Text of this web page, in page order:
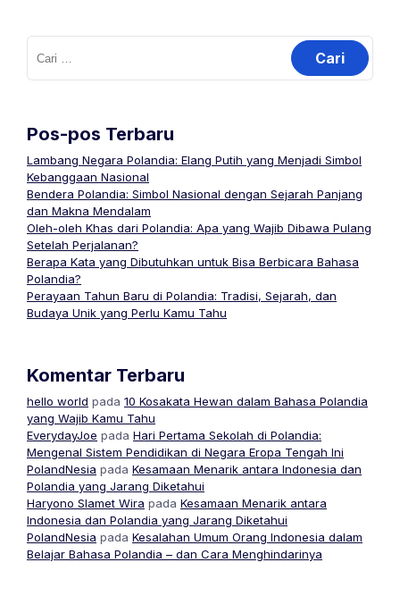
Cari
untuk:
Pos-pos Terbaru
Lambang Negara Polandia: Elang Putih yang Menjadi Simbol
Kebanggaan Nasional
Bendera Polandia: Simbol Nasional dengan Sejarah Panjang
dan Makna Mendalam
Oleh-oleh Khas dari Polandia: Apa yang Wajib Dibawa Pulang
Setelah Perjalanan?
Berapa Kata yang Dibutuhkan untuk Bisa Berbicara Bahasa
Polandia?
Perayaan Tahun Baru di Polandia: Tradisi, Sejarah, dan
Budaya Unik yang Perlu Kamu Tahu
Komentar Terbaru
hello world pada 10 Kosakata Hewan dalam Bahasa Polandia
yang Wajib Kamu Tahu
EverydayJoe pada Hari Pertama Sekolah di Polandia:
Mengenal Sistem Pendidikan di Negara Eropa Tengah Ini
PolandNesia pada Kesamaan Menarik antara Indonesia dan
Polandia yang Jarang Diketahui
Haryono Slamet Wira pada Kesamaan Menarik antara
Indonesia dan Polandia yang Jarang Diketahui
PolandNesia pada Kesalahan Umum Orang Indonesia dalam
Belajar Bahasa Polandia – dan Cara Menghindarinya